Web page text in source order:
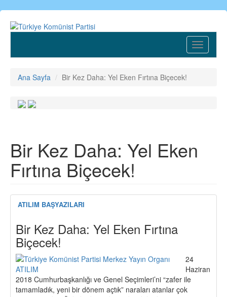
Ana
içeriğe
Toggle
Ana Sayfa Bir Kez Daha: Yel Eken Fırtına Biçecek!
Bir Kez Daha: Yel Eken
Fırtına Biçecek!
ATILIM BAŞYAZILARI
Bir Kez Daha: Yel Eken Fırtına
Biçecek!
24
Haziran
2018 Cumhurbaşkanlığı ve Genel Seçimleri’ni “zafer ile
tamamladık, yeni bir dönem açtık” naraları atanlar çok